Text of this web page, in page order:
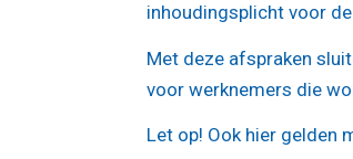
inhoudingsplicht voor
Met deze afspraken
voor werknemers die
Let op! Ook hier gelden